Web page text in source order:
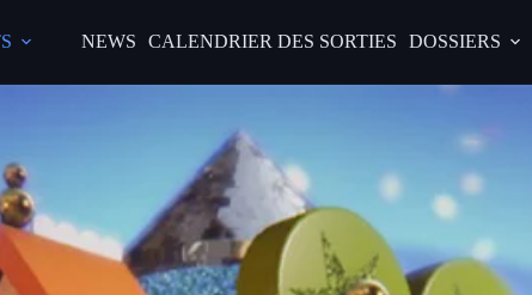
NEWS CALENDRIER DES SORTIES DOSSIERS